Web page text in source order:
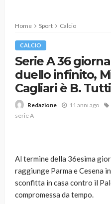
Home Sport Calcio
CALCIO
Serie A 36
duello infinito,
Cagliari è B.
Redazione 11 anni ago
serie A
Al termine della 36esima
raggiunge Parma e Cesena
sconfitta in casa contro il
compromessa da tempo.